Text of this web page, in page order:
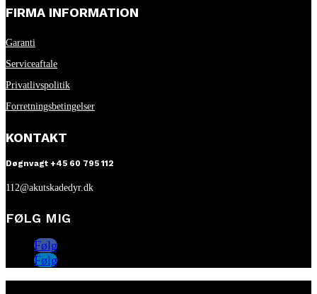
FIRMA INFORMATION
Garanti
Serviceaftale
Privatlivspolitik
Forretningsbetingelser
KONTAKT
Døgnvagt +45 60 795 112
112@akutskadedyr.dk
FØLG MIG
Følg
Følg